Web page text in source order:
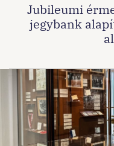
Jubileumi
jegybank